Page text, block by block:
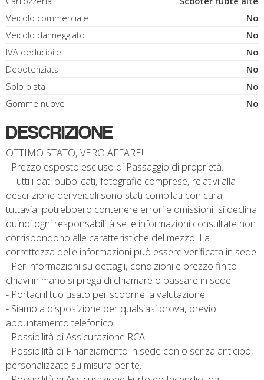
Veicolo commerciale
No
Veicolo danneggiato
No
IVA deducibile
No
Depotenziata
No
Solo pista
No
Gomme nuove
No
DESCRIZIONE
OTTIMO STATO, VERO AFFARE!
- Prezzo esposto escluso di Passaggio di proprietà.
- Tutti i dati pubblicati, fotografie comprese, relativi alla
descrizione dei veicoli sono stati compilati con cura,
tuttavia, potrebbero contenere errori e omissioni, si declina
quindi ogni responsabilità se le informazioni consultate non
corrispondono alle caratteristiche del mezzo. La
correttezza delle informazioni può essere verificata in sede.
- Per informazioni su dettagli, condizioni e prezzo finito
chiavi in mano si prega di chiamare o passare in sede.
- Portaci il tuo usato per scoprire la valutazione.
- Siamo a disposizione per qualsiasi prova, previo
appuntamento telefonico.
- Possibilità di Assicurazione RCA.
- Possibilità di Finanziamento in sede con o senza anticipo,
personalizzato su misura per te.